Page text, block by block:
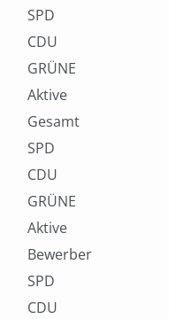
SPD
CDU
GRÜNE
Aktive
Gesamt
SPD
CDU
GRÜNE
Aktive
Bewerber
SPD
CDU